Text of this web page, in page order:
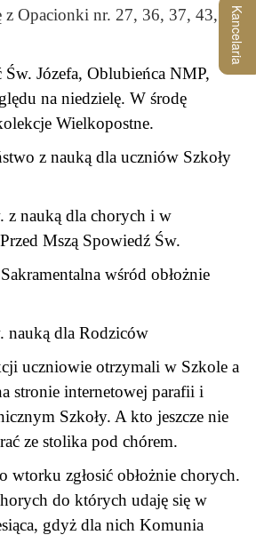
Kancelaria
z Opacionki nr. 27, 36, 37, 43,
Św. Józefa, Oblubieńca NMP,
na niedzielę. W środę
Wielkopostne.
z nauką dla uczniów Szkoły
z nauką dla chorych i w
Mszą Spowiedź Św.
wśród obłożnie
nauką dla Rodziców
uczniowie otrzymali w Szkole a
stronie internetowej parafii i
Szkoły. A kto jeszcze nie
ze stolika pod chórem.
wtorku zgłosić obłożnie chorych.
do których udaję się w
gdyż dla nich Komunia